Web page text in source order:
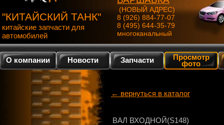
"КИТАЙСКИЙ ТАНК"
китайские запчасти для
автомобилей
(НОВЫЙ АДРЕС)
8 (926) 884-77-07
8 (495) 644-35-79
многоканальный
О компании Новости Запчасти Просмотр
фото
← вернуться в каталог
ВАЛ ВХОДНОЙ(S148)